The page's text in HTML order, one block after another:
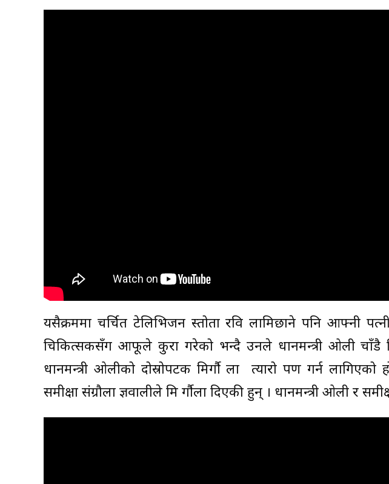
यसैक्रममा चर्चित टेलिभिजन प्रस्तोता रवि लामिछाने पनि आफ्नी
चिकित्सकसँग आफूले कुरा गरेको भन्दै उनले प्रधानमन्त्री ओली चाँडै
प्रधानमन्त्री ओलीको दोस्रोपटक मिर्गौ ला प्र त्यारो पण गर्न
समीक्षा संग्रौला ज्ञवालीले मि र्गौला दिएकी हुन् । प्रधानमन्त्री ओली र